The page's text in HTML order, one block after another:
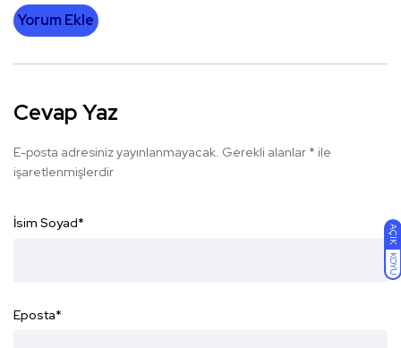
AÇIK
KOYU
Yorum Ekle
Cevap Yaz
E-posta adresiniz yayınlanmayacak. Gerekli alanlar * ile
işaretlenmişlerdir
İsim Soyad*
Eposta*